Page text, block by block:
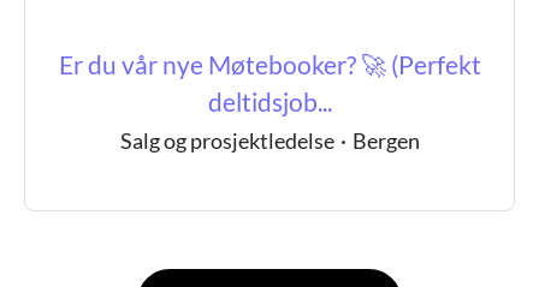
Er du vår nye Møtebooker? 🚀 (Perfekt
deltidsjob...
Salg og prosjektledelse · Bergen